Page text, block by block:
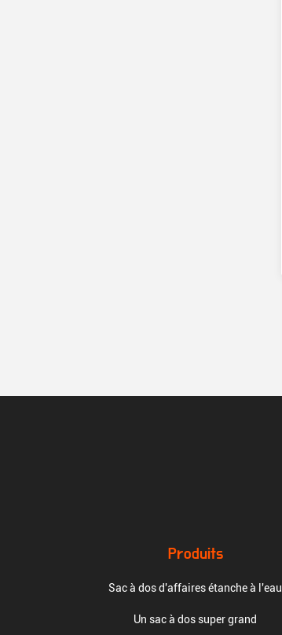
Produits
Sac à dos d'affaires étanche à l'eau
Un sac à dos super grand